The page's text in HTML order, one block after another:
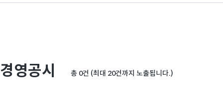
경영공시 총 0건 (최대 20건까지 노출됩니다.)